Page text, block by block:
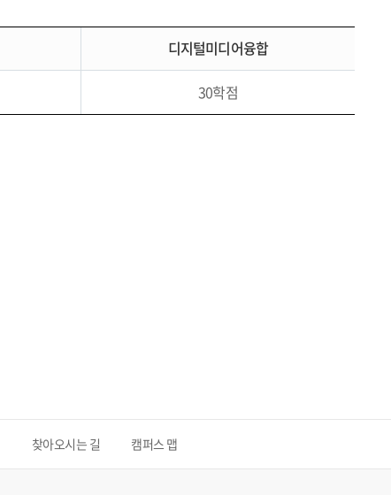
디지털미디어융합
30학점
찾아오시는 길 캠퍼스 맵